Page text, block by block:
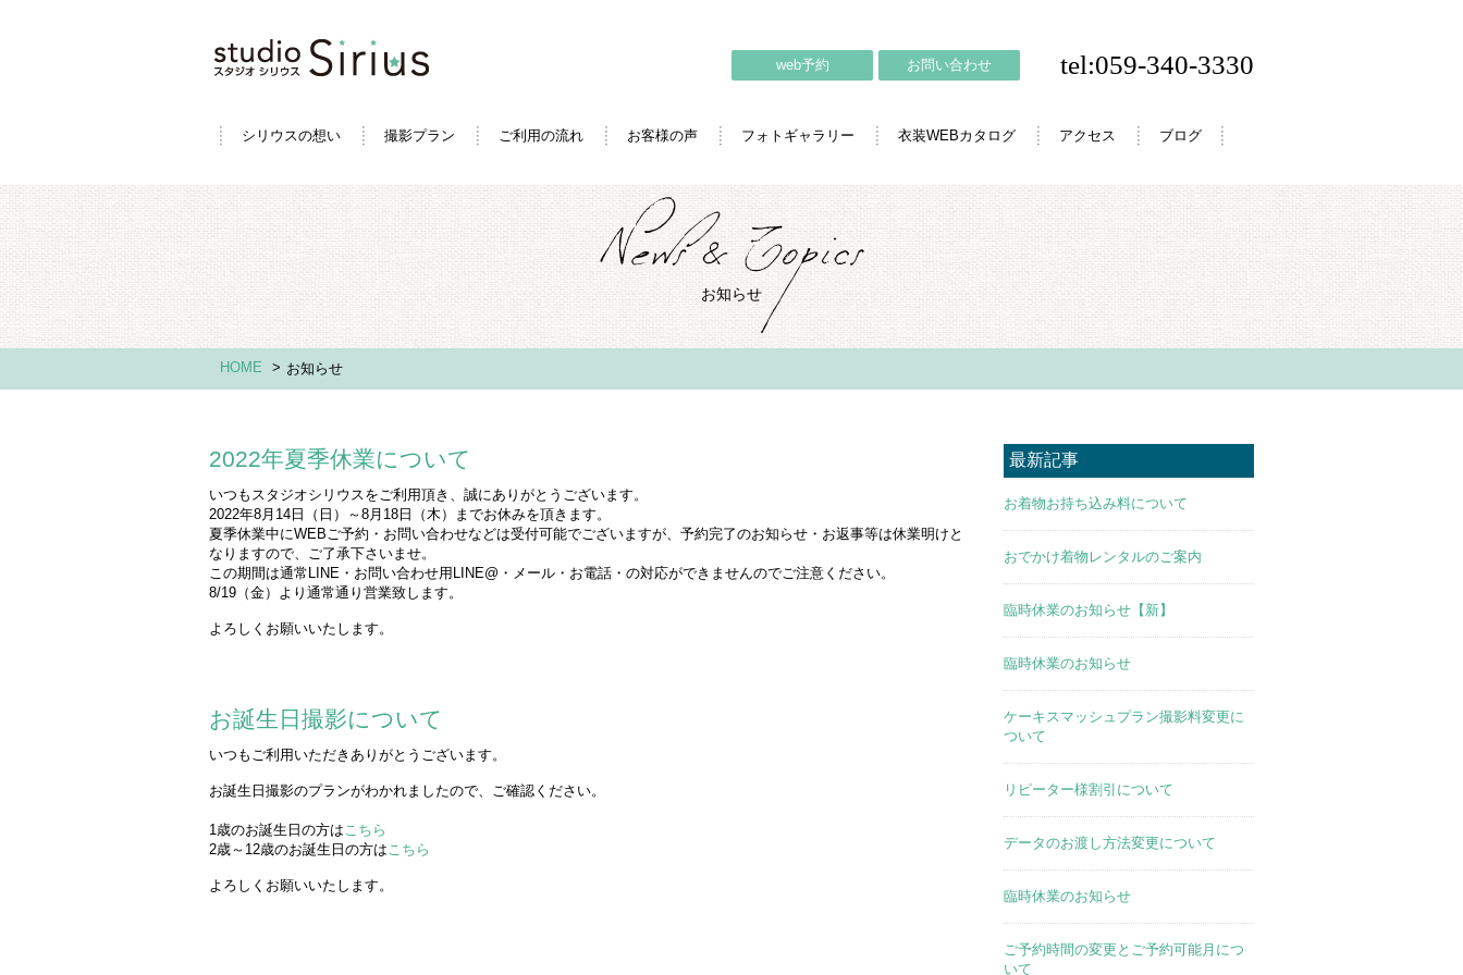
シリウスの想い 撮影プラン ご利用の流れ お客様の声 フォトギャラリー 衣装WEBカタログ アクセス ブログ
web予約 お問い合わせ tel:059-340-3330
お知らせ
HOME > お知らせ
2022年夏季休業について
いつもスタジオシリウスをご利用頂き、誠にありがとうございます。
2022年8月14日（日）～8月18日（木）までお休みを頂きます。
夏季休業中にWEBご予約・お問い合わせなどは受付可能でございますが、予約完了のお知らせ・お返事等は休業明けと
なりますので、ご了承下さいませ。
この期間は通常LINE・お問い合わせ用LINE@・メール・お電話・の対応ができませんのでご注意ください。
8/19（金）より通常通り営業致します。
よろしくお願いいたします。
お誕生日撮影について
いつもご利用いただきありがとうございます。
お誕生日撮影のプランがわかれましたので、ご確認ください。
1歳のお誕生日の方はこちら
2歳～12歳のお誕生日の方はこちら
よろしくお願いいたします。
最新記事
お着物お持ち込み料について
おでかけ着物レンタルのご案内
臨時休業のお知らせ【新】
臨時休業のお知らせ
ケーキスマッシュプラン撮影料変更に
ついて
リピーター様割引について
データのお渡し方法変更について
臨時休業のお知らせ
ご予約時間の変更とご予約可能月につ
いて